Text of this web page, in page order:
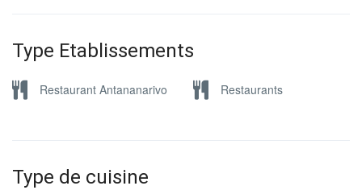
Type Etablissements
Restaurant Antananarivo Restaurants
Type de cuisine